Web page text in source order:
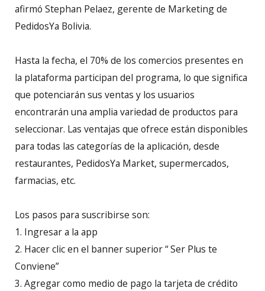
afirmó Stephan Pelaez, gerente de Marketing de
PedidosYa Bolivia.
Hasta la fecha, el 70% de los comercios presentes en
la plataforma participan del programa, lo que significa
que potenciarán sus ventas y los usuarios
encontrarán una amplia variedad de productos para
seleccionar. Las ventajas que ofrece están disponibles
para todas las categorías de la aplicación, desde
restaurantes, PedidosYa Market, supermercados,
farmacias, etc.
Los pasos para suscribirse son:
1. Ingresar a la app
2. Hacer clic en el banner superior “ Ser Plus te
Conviene”
3. Agregar como medio de pago la tarjeta de crédito